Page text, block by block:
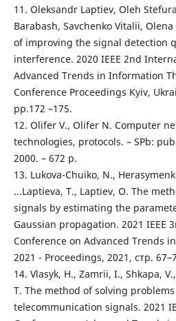
11. Oleksandr Laptiev, Oleh
Barabash, Savchenko Vitalii,
of improving the signal detection
interference. 2020 IEEE 2nd
Advanced Trends in Information
Conference Proceedings Kyiv,
pp.172 –175.
12. Olifer V., Olifer N. Computer
technologies, protocols. – SPb:
2000. – 672 p.
13. Lukova-Chuiko, N.,
...Laptieva, T., Laptiev, O. The
signals by estimating the
Gaussian propagation. 2021 IEEE
Conference on Advanced Trends
2021 - Proceedings, 2021, стр.
14. Vlasyk, H., Zamrii, I., Shkapa,
T. The method of solving
telecommunication signals. 2021